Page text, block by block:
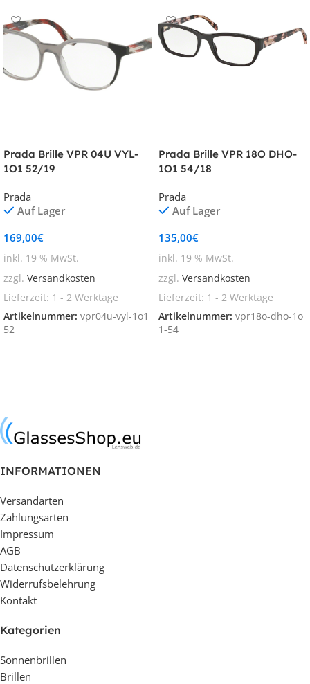
Prada Brille VPR 04U VYL-
1O1 52/19
Prada
Auf Lager
169,00€
inkl. 19 % MwSt.
zzgl. Versandkosten
Lieferzeit: 1 - 2 Werktage
Artikelnummer: vpr04u-vyl-1o1
52
Prada Brille VPR 18O DHO-
1O1 54/18
Prada
Auf Lager
135,00€
inkl. 19 % MwSt.
zzgl. Versandkosten
Lieferzeit: 1 - 2 Werktage
Artikelnummer: vpr18o-dho-1o
1-54
INFORMATIONEN
Versandarten
Zahlungsarten
Impressum
AGB
Datenschutzerklärung
Widerrufsbelehrung
Kontakt
Kategorien
Sonnenbrillen
Brillen